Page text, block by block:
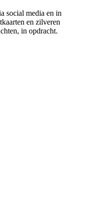
social media en in
en zilveren
in opdracht.